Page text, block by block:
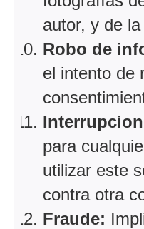
autor, y de
Robo de
el intento de
para
utilizar este
contra otra
Fraude: